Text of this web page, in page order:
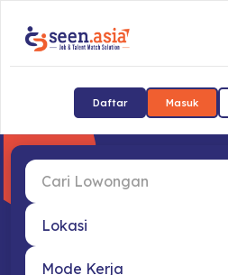
Daftar Masuk